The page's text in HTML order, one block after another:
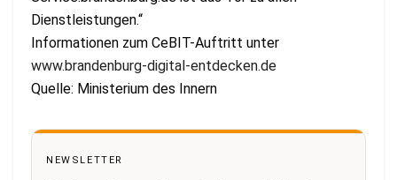
Dienstleistungen.“
Informationen zum CeBIT-Auftritt unter
www.brandenburg-digital-entdecken.de
Quelle: Ministerium des Innern
NEWSLETTER